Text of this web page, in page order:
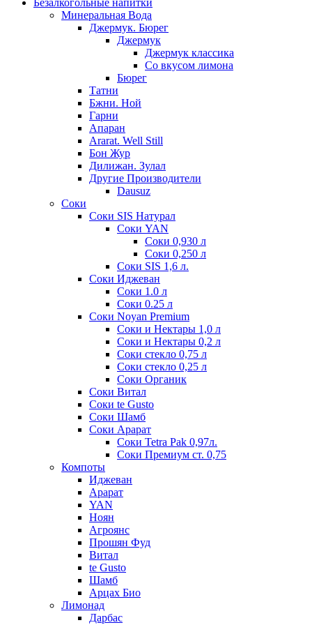
Безалкогольные напитки
Минеральная Вода
Джермук. Бюрег
Джермук
Джермук классика
Со вкусом лимона
Бюрег
Татни
Бжни. Ной
Гарни
Апаран
Ararat. Well Still
Бон Жур
Дилижан. Зулал
Другие Производители
Dausuz
Соки
Соки SIS Натурал
Соки YAN
Соки 0,930 л
Соки 0,250 л
Соки SIS 1,6 л.
Соки Иджеван
Соки 1.0 л
Соки 0.25 л
Соки Noyan Premium
Соки и Нектары 1,0 л
Соки и Нектары 0,2 л
Соки стекло 0,75 л
Соки стекло 0,25 л
Соки Органик
Соки Витал
Соки te Gusto
Соки Шамб
Соки Арарат
Соки Tetra Pak 0,97л.
Соки Премиум ст. 0,75
Компоты
Иджеван
Арарат
YAN
Ноян
Агроянс
Прошян Фуд
Витал
te Gusto
Шамб
Арцах Био
Лимонад
Дарбас